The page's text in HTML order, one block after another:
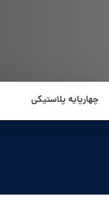
چهارپایه پلاستیکی